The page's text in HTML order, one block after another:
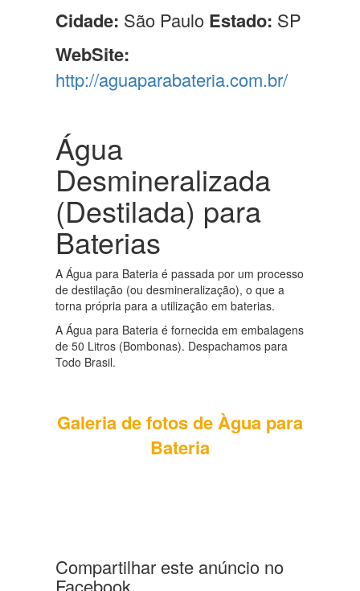
Cidade: São Paulo Estado: SP
WebSite:
http://aguaparabateria.com.br/
Água
Desmineralizada
(Destilada) para
Baterias
A Água para Bateria é passada por um processo
de destilação (ou desmineralização), o que a
torna própria para a utilização em baterias.
A Água para Bateria é fornecida em embalagens
de 50 Litros (Bombonas). Despachamos para
Todo Brasil.
Galeria de fotos de Àgua para
Bateria
Compartilhar este anúncio no
Facebook